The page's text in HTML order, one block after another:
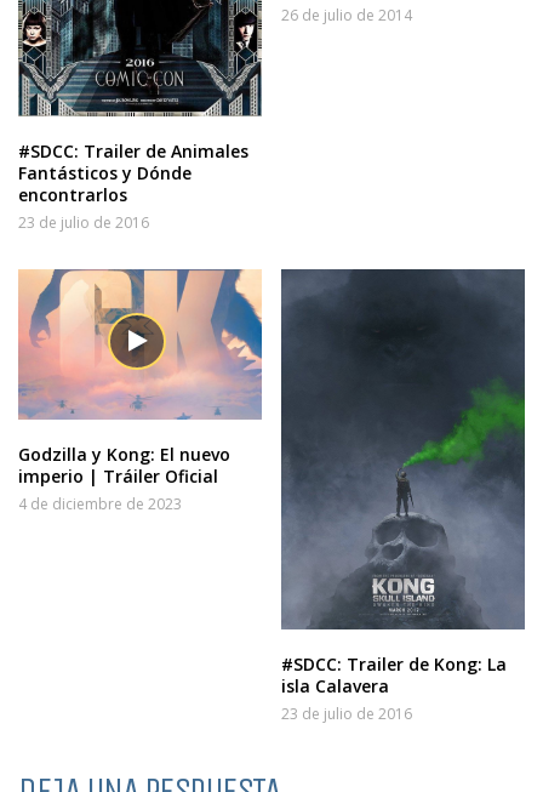
#SDCC: Trailer de Animales
Fantásticos y Dónde
encontrarlos
23 de julio de 2016
26 de julio de 2014
Godzilla y Kong: El nuevo
imperio | Tráiler Oficial
4 de diciembre de 2023
#SDCC: Trailer de Kong: La
isla Calavera
23 de julio de 2016